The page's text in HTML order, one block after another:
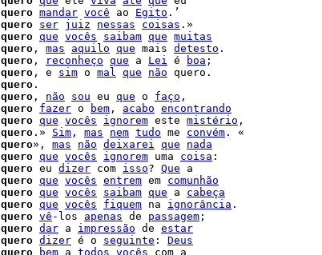
quero mandar você ao Egito .’
quero ser juiz nessas coisas .»
quero que vocês saibam que muitas
quero , mas aquilo que mais detesto .
quero , reconheço que a Lei é boa
quero , e sim o mal que não quero.
quero .
quero , não sou eu que o faço ,
quero fazer o bem , acabo encontrando
quero que vocês ignorem este mistério ,
quero .» Sim , mas nem tudo me convém . «
quero», mas não deixarei que
nada
quero que vocês ignorem uma coisa :
quero eu dizer com isso? Que a
quero que vocês entrem em comunhão
quero que vocês saibam que a cabeça
quero que vocês fiquem na ignorância .
quero vê -los apenas de passagem ;
quero dar a impressão de estar
quero dizer é o seguinte : Deus
quero bem a todos vocês com a